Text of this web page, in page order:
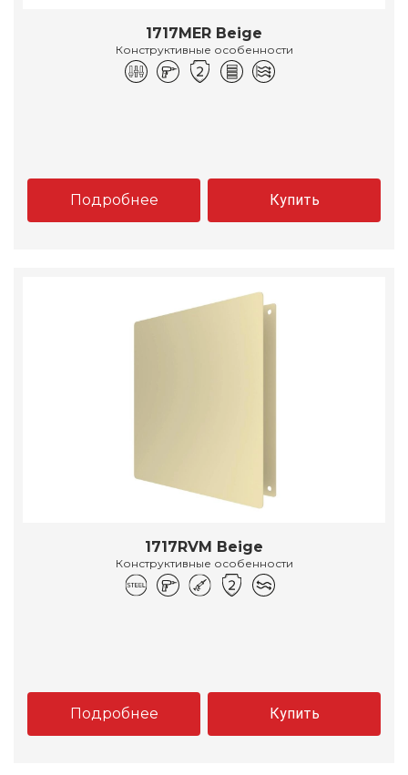
1717MER Beige
Конструктивные особенности
Подробнее Купить
1717RVM Beige
Конструктивные особенности
Подробнее Купить